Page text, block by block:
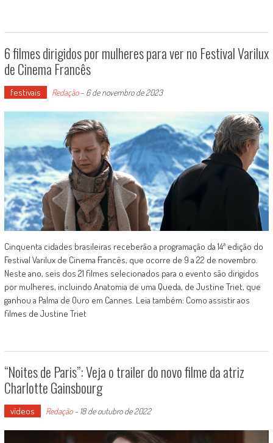
6 filmes dirigidos por mulheres para ver no Festival Varilux
de Cinema Francês
festivais Redação- 6 de novembro de 2023
Cinquenta cidades brasileiras receberão a programação da 14ª edição do
Festival Varilux de Cinema Francês, que ocorre de 9 a 22 de novembro.
Neste ano, seis dos 21 filmes selecionados para o evento são dirigidos
por mulheres, incluindo Anatomia de uma Queda, de Justine Triet, que
ganhou a Palma de Ouro em Cannes. Leia também: Como assistir aos
filmes de Justine Triet
“Noites de Paris”: Veja o trailer do novo filme da atriz
Charlotte Gainsbourg
vídeos Redação- 18 de outubro de 2022